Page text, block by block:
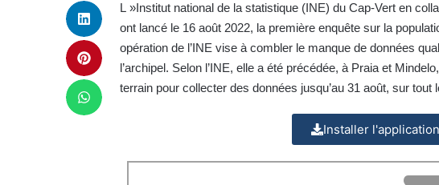
L »Institut national de la statistique (INE) du Cap-Vert en
ont lancé le 16 août 2022, la première enquête sur la
opération de l’INE vise à combler le manque de données
l’archipel. Selon l’INE, elle a été précédée, à Praia et
terrain pour collecter des données jusqu’au 31 août, sur tout
Installer